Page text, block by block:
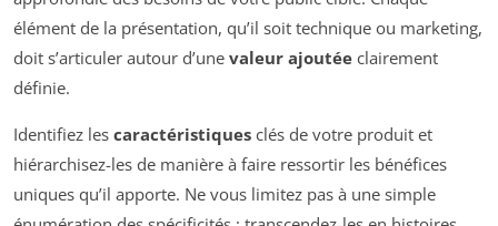
élément de la présentation, qu’il soit technique ou marketing,
doit s’articuler autour d’une valeur ajoutée clairement
définie.
Identifiez les caractéristiques clés de votre produit et
hiérarchisez-les de manière à faire ressortir les bénéfices
uniques qu’il apporte. Ne vous limitez pas à une simple